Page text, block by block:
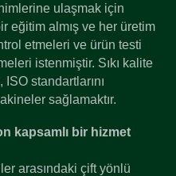
ulaşmak için
eğitim almış ve her üretim
etmeleri ve ürün testi
istenmiştir. Sıkı kalite
ISO standartlarını
sağlamaktır.
kapsamlı bir hizmet
arasındaki çift yönlü